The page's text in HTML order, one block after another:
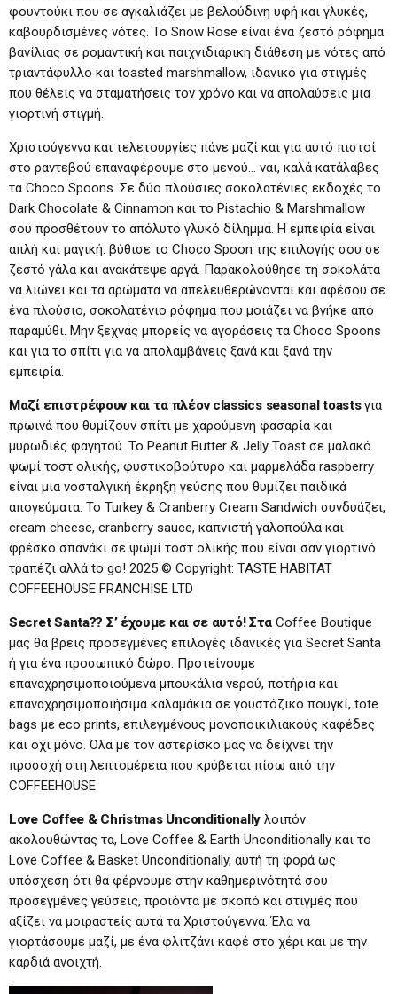
φουντούκι που σε αγκαλιάζει με βελούδινη υφή και γλυκές,
καβουρδισμένες νότες. Το Snow Rose είναι ένα ζεστό ρόφημα
βανίλιας σε ρομαντική και παιχνιδιάρικη διάθεση με νότες από
τριαντάφυλλο και toasted marshmallow, ιδανικό για στιγμές
που θέλεις να σταματήσεις τον χρόνο και να απολαύσεις μια
γιορτινή στιγμή.
Χριστούγεννα και τελετουργίες πάνε μαζί και για αυτό πιστοί
στο ραντεβού επαναφέρουμε στο μενού… ναι, καλά κατάλαβες
τα Choco Spoons. Σε δύο πλούσιες σοκολατένιες εκδοχές το
Dark Chocolate & Cinnamon και το Pistachio & Marshmallow
σου προσθέτουν το απόλυτο γλυκό δίλημμα. Η εμπειρία είναι
απλή και μαγική: βύθισε το Choco Spoon της επιλογής σου σε
ζεστό γάλα και ανακάτεψε αργά. Παρακολούθησε τη σοκολάτα
να λιώνει και τα αρώματα να απελευθερώνονται και αφέσου σε
ένα πλούσιο, σοκολατένιο ρόφημα που μοιάζει να βγήκε από
παραμύθι. Μην ξεχνάς μπορείς να αγοράσεις τα Choco Spoons
και για το σπίτι για να απολαμβάνεις ξανά και ξανά την
εμπειρία.
Μαζί επιστρέφουν και τα πλέονclassics seasonal toastsγια
πρωινά που θυμίζουν σπίτι με χαρούμενη φασαρία και
μυρωδιές φαγητού. Το Peanut Butter & Jelly Toast σε μαλακό
ψωμί τοστ ολικής, φυστικοβούτυρο και μαρμελάδα raspberry
είναι μια νοσταλγική έκρηξη γεύσης που θυμίζει παιδικά
απογεύματα. Το Turkey & Cranberry Cream Sandwich συνδυάζει,
cream cheese, cranberry sauce, καπνιστή γαλοπούλα και
φρέσκο σπανάκι σε ψωμί τοστ ολικής που είναι σαν γιορτινό
τραπέζι αλλά to go! 2025 © Copyright: TASTE HABITAT
COFFEEHOUSE FRANCHISE LTD
Secret Santa?? Σ’ έχουμε και σε αυτό! Στα Coffee Boutique
μας θα βρεις προσεγμένες επιλογές ιδανικές για Secret Santa
ή για ένα προσωπικό δώρο. Προτείνουμε
επαναχρησιμοποιούμενα μπουκάλια νερού, ποτήρια και
επαναχρησιμοποιήσιμα καλαμάκια σε γουστόζικο πουγκί, tote
bags με eco prints, επιλεγμένους μονοποικιλιακούς καφέδες
και όχι μόνο. Όλα με τον αστερίσκο μας να δείχνει την
προσοχή στη λεπτομέρεια που κρύβεται πίσω από την
COFFEEHOUSE.
Love Coffee & Christmas Unconditionallyλοιπόν
ακολουθώντας τα, Love Coffee & Earth Unconditionally και το
Love Coffee & Basket Unconditionally, αυτή τη φορά ως
υπόσχεση ότι θα φέρνουμε στην καθημερινότητά σου
προσεγμένες γεύσεις, προϊόντα με σκοπό και στιγμές που
αξίζει να μοιραστείς αυτά τα Χριστούγεννα. Έλα να
γιορτάσουμε μαζί, με ένα φλιτζάνι καφέ στο χέρι και με την
καρδιά ανοιχτή.